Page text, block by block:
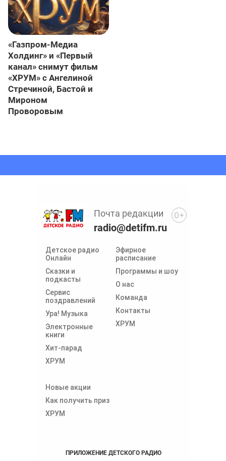
«Газпром-Медиа
Холдинг» и «Первый
канал» снимут фильм
«ХРУМ» с Ангелиной
Стречиной, Бастой и
Мироном
Проворовым
Детское радио
Онлайн
Сказки и
подкасты
Сервис
поздравлений
Ура! Музыка
Электронные
книги
Хит-парад
ХРУМ
Эфирное
расписание
Программы и шоу
О нас
Команда
Контакты
ХРУМ
Новые акции
Как получить приз
ХРУМ
Почта редакции
radio@detifm.ru
ПРИЛОЖЕНИЕ ДЕТСКОГО РАДИО
0+